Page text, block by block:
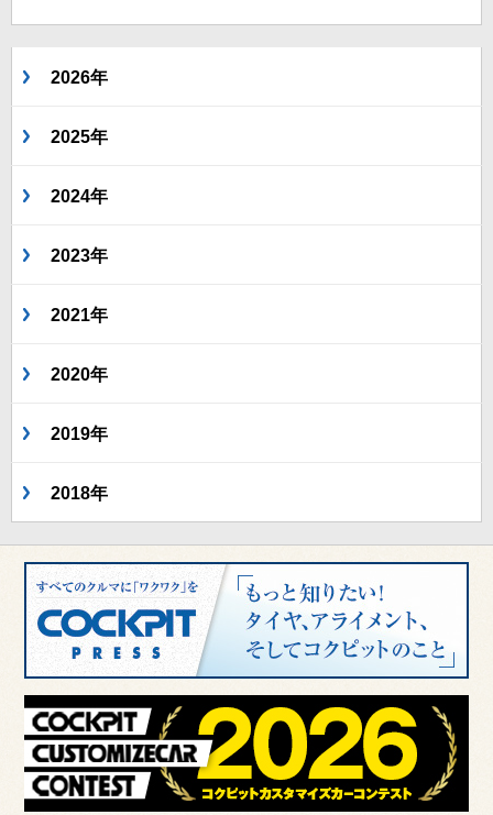
2026年
2025年
2024年
2023年
2021年
2020年
2019年
2018年